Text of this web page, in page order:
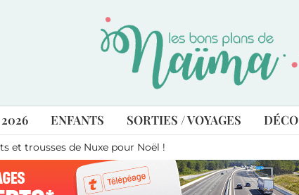
ENFANTS SORTIES / VOYAGES DÉCO
et trousses de Nuxe pour Noël !